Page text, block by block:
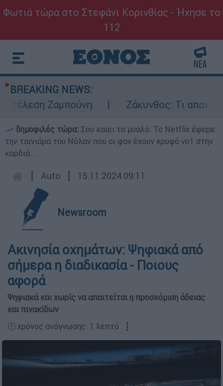
Φωτιά τώρα στο Στεφάνι Κορινθίας - Ήχησε το
112
BREAKING NEWS:
Ζαμπούνη
Ζάκυνθος: Τι απαντά
δημοφιλές τώρα: Σου καίει το μυαλό: Το Netflix έφερε
την ταινιάρα του Νόλαν που οι φαν έχουν κρυφό νο1 στην
καρδιά...
┋ Auto ┋ 15.11.2024 09:11
Newsroom
Ακινησία οχημάτων: Ψηφιακά από
σήμερα η διαδικασία - Ποιους
αφορά
Ψηφιακά και χωρίς να απαιτείται η προσκόμιση άδειας
και πινακίδων
🕛 χρόνος ανάγνωσης: 1 λεπτό ┋